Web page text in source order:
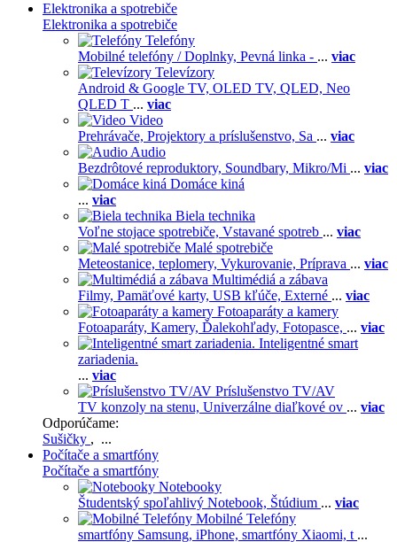
Elektronika a spotrebiče
Elektronika a spotrebiče
Telefóny
Mobilné telefóny / Doplnky, Pevná linka - ... viac
Televízory
Android & Google TV, OLED TV, QLED, Neo
QLED T ... viac
Video
Prehrávače, Projektory a príslušenstvo, Sa ... viac
Audio
Bezdrôtové reproduktory, Soundbary, Mikro/Mi ... viac
Domáce kiná
... viac
Biela technika
Voľne stojace spotrebiče, Vstavané spotreb ... viac
Malé spotrebiče
Meteostanice, teplomery, Vykurovanie, Príprava ... viac
Multimédiá a zábava
Filmy, Pamäťové karty, USB kľúče, Externé ... viac
Fotoaparáty a kamery
Fotoaparáty, Kamery, Ďalekohľady, Fotopasce, ... viac
Inteligentné smart
zariadenia.
... viac
Príslušenstvo TV/AV
TV konzoly na stenu, Univerzálne diaľkové ov ... viac
Odporúčame:
Sušičky , ...
Počítače a smartfóny
Počítače a smartfóny
Notebooky
Študentský spoľahlivý Notebook, Štúdium ... viac
Mobilné Telefóny
smartfóny Samsung, iPhone, smartfóny Xiaomi, t ...